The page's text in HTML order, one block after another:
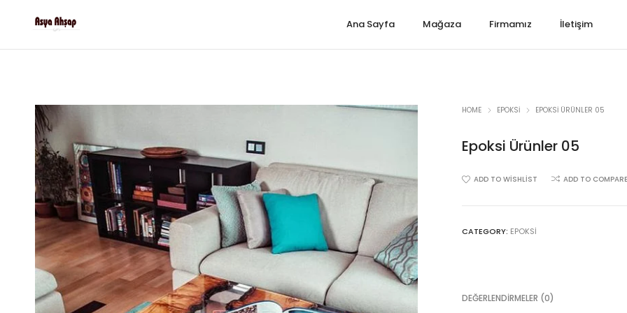
Ana Sayfa Mağaza Firmamız İletişim
HOME EPOKSI EPOKSI ÜRÜNLER 05
Epoksi Ürünler 05
ADD TO WISHLIST ADD TO COMPARE
CATEGORY: EPOKSI
DEĞERLENDIRMELER (0)